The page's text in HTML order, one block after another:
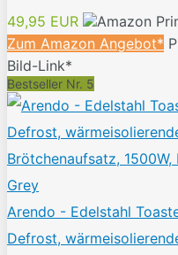
49,95 EUR
Zum Amazon Angebot*
Bild-Link*
Bestseller Nr. 5
Arendo - Edelstahl
Defrost,